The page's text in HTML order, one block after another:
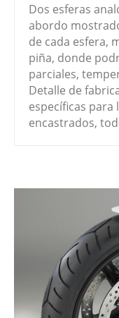
Dos esferas
abordo
de cada esfera,
piña, donde
parciales,
Detalle de
específicas para
encastrados,